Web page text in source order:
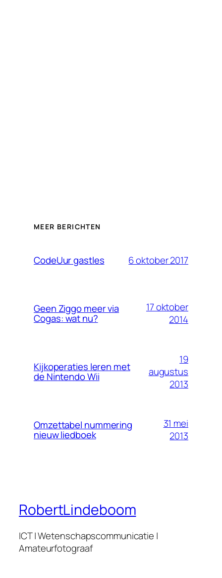
MEER BERICHTEN
CodeUur gastles 6 oktober 2017
Geen Ziggo meer via
Cogas: wat nu?
17 oktober
2014
Kijkoperaties leren met
de Nintendo Wii
19
augustus
2013
Omzettabel nummering
nieuw liedboek
31 mei
2013
RobertLindeboom
ICT | Wetenschapscommunicatie |
Amateurfotograaf